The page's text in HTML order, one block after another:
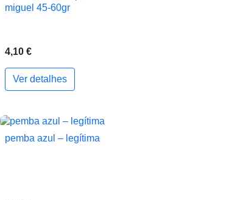
miguel 45-60gr
4,10 €
Ver detalhes
 Vista rápida
pemba azul – legítima